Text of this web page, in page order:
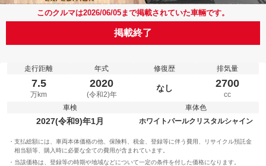
このクルマは2026/06/05まで掲載されていた車輛です。
掲載終了
走行距離
7.5
万km
年式
2020
(令和2)年
修復歴
なし
排気量
2700
cc
車検
2027(令和9)年1月
車体色
ホワイトパールクリスタルシャイン
支払総額には、車両本体価格の他、保険料、税金、登録等に伴う費用、リサイクル預託金
相当額等、購入時に必要な全ての費用が含まれています。
当該価格は、登録等の時期や地域などについて一定の条件を付した価格になります。